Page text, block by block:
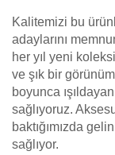
Kalitemizi bu
adaylarını
her yıl yeni
ve şık bir
boyunca
sağlıyoruz.
baktığımızda
sağlıyor.